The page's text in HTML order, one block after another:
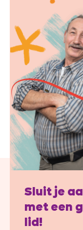
Sluit je
met een
lid!